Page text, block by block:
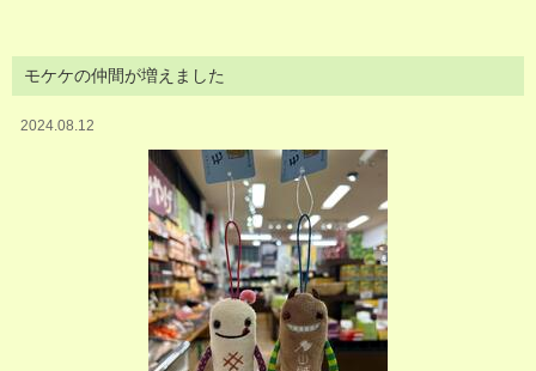
モケケの仲間が増えました
2024.08.12